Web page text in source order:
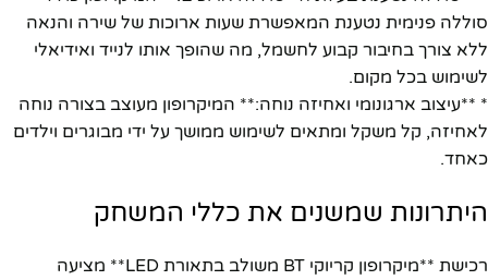
סוללה פנימית נטענת המאפשרת שעות ארוכות של שירה והנאה
ללא צורך בחיבור קבוע לחשמל, מה שהופך אותו לנייד ואידיאלי
לשימוש בכל מקום.
* **עיצוב ארגונומי ואחיזה נוחה:** המיקרופון מעוצב בצורה נוחה
לאחיזה, קל משקל ומתאים לשימוש ממושך על ידי מבוגרים וילדים
כאחד.
היתרונות שמשנים את כללי המשחק
רכישת **מיקרופון קריוקי BT משולב בתאורת LED** מציעה